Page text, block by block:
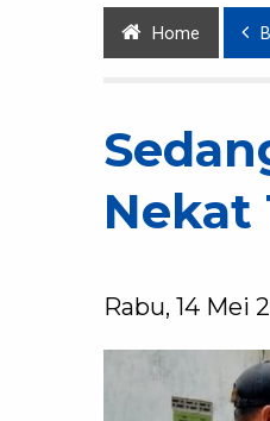
Home
Nekat
Rabu, 14 Mei